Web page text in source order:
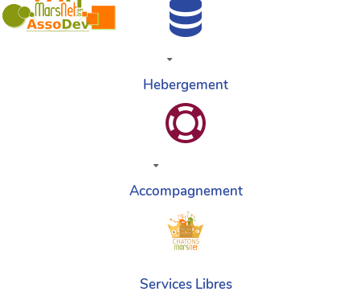
Hebergement
Accompagnement
Services Libres